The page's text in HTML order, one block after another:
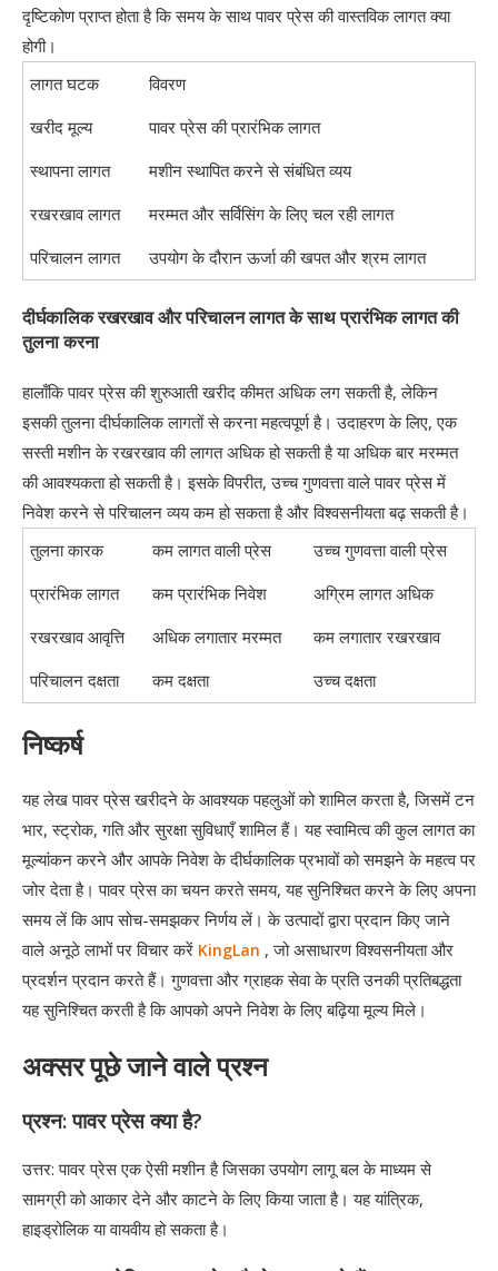
दृष्टिकोण प्राप्त होता है कि समय के साथ पावर प्रेस की वास्तविक लागत क्या
होगी।
लागत घटक
विवरण
खरीद मूल्य
पावर प्रेस की प्रारंभिक लागत
स्थापना लागत
मशीन स्थापित करने से संबंधित व्यय
रखरखाव लागत
मरम्मत और सर्विसिंग के लिए चल रही लागत
परिचालन लागत
उपयोग के दौरान ऊर्जा की खपत और श्रम लागत
दीर्घकालिक रखरखाव और परिचालन लागत के साथ प्रारंभिक लागत की
तुलना करना
हालाँकि पावर प्रेस की शुरुआती खरीद कीमत अधिक लग सकती है, लेकिन
इसकी तुलना दीर्घकालिक लागतों से करना महत्वपूर्ण है। उदाहरण के लिए, एक
सस्ती मशीन के रखरखाव की लागत अधिक हो सकती है या अधिक बार मरम्मत
की आवश्यकता हो सकती है। इसके विपरीत, उच्च गुणवत्ता वाले पावर प्रेस में
निवेश करने से परिचालन व्यय कम हो सकता है और विश्वसनीयता बढ़ सकती है।
तुलना कारक
कम लागत वाली प्रेस
उच्च गुणवत्ता वाली प्रेस
प्रारंभिक लागत
कम प्रारंभिक निवेश
अग्रिम लागत अधिक
रखरखाव आवृत्ति
अधिक लगातार मरम्मत
कम लगातार रखरखाव
परिचालन दक्षता
कम दक्षता उच्च दक्षता
निष्कर्ष
यह लेख पावर प्रेस खरीदने के आवश्यक पहलुओं को शामिल करता है, जिसमें टन
भार, स्ट्रोक, गति और सुरक्षा सुविधाएँ शामिल हैं। यह स्वामित्व की कुल लागत का
मूल्यांकन करने और आपके निवेश के दीर्घकालिक प्रभावों को समझने के महत्व पर
जोर देता है। पावर प्रेस का चयन करते समय, यह सुनिश्चित करने के लिए अपना
समय लें कि आप सोच-समझकर निर्णय लें। के उत्पादों द्वारा प्रदान किए जाने
वाले अनूठे लाभों पर विचार करें KingLan , जो असाधारण विश्वसनीयता और
प्रदर्शन प्रदान करते हैं। गुणवत्ता और ग्राहक सेवा के प्रति उनकी प्रतिबद्धता
यह सुनिश्चित करती है कि आपको अपने निवेश के लिए बढ़िया मूल्य मिले।
अक्सर पूछे जाने वाले प्रश्न
प्रश्न: पावर प्रेस क्या है?
उत्तर: पावर प्रेस एक ऐसी मशीन है जिसका उपयोग लागू बल के माध्यम से
सामग्री को आकार देने और काटने के लिए किया जाता है। यह यांत्रिक,
हाइड्रोलिक या वायवीय हो सकता है।